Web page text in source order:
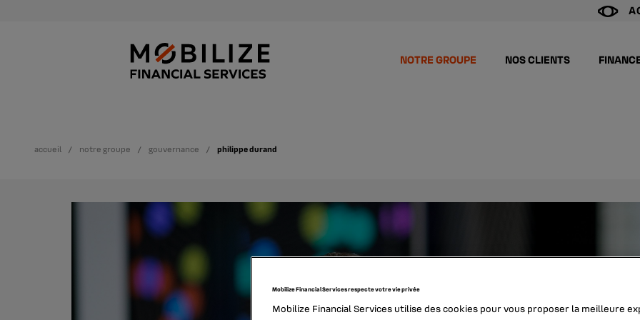
NOTRE GROUPE NOS CLIENTS
accueil notre groupe gouvernance philippe durand
Mobilize Financial Services respecte votre vie privée
Mobilize Financial Services utilise des cookies pour vous proposer la meilleure